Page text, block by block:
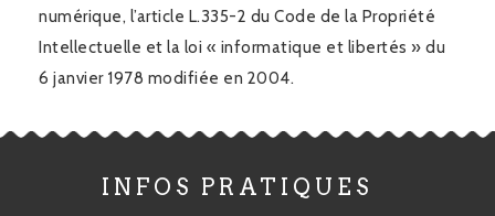
numérique, l’article L.335-2 du Code de la Propriété
Intellectuelle et la loi « informatique et libertés » du
6 janvier 1978 modifiée en 2004.
INFOS PRATIQUES